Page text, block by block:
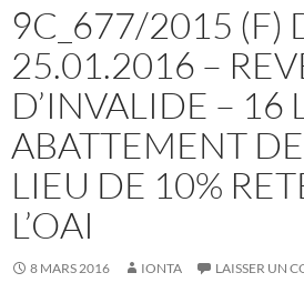
9C_677/2015 (F)
25.01.2016 –
D’INVALIDE – 16
ABATTEMENT
LIEU DE 10%
L’OAI
8 MARS 2016 IONTA LAISSER UN